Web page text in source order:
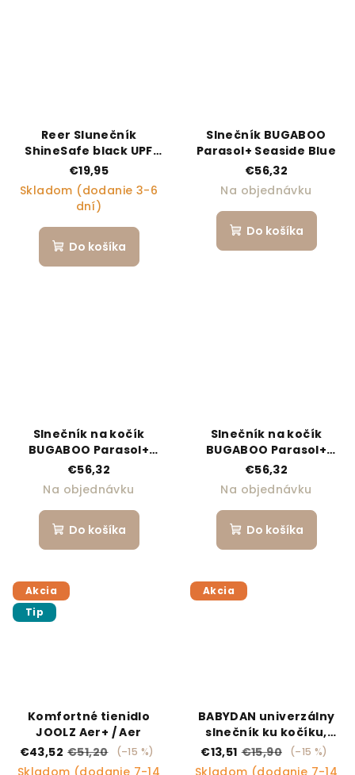
Reer Slunečník
ShineSafe black UPF
80+
€19,95
Skladom (dodanie 3-6
dní)
Do košíka
Slnečník BUGABOO
Parasol+ Seaside Blue
€56,32
Na objednávku
Do košíka
Slnečník na kočík
BUGABOO Parasol+
Fresh White
€56,32
Na objednávku
Do košíka
Slnečník na kočík
BUGABOO Parasol+
Black
€56,32
Na objednávku
Do košíka
Akcia
Tip
Komfortné tienidlo
JOOLZ Aer+ / Aer
€43,52 €51,20 (–15 %)
Skladom (dodanie 7-14
Akcia
BABYDAN univerzálny
slnečník ku kočíku,
UV50
€13,51 €15,90 (–15 %)
Skladom (dodanie 7-14